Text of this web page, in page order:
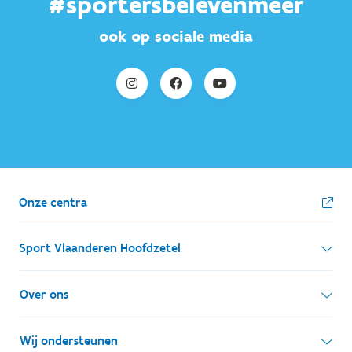
ook op sociale media
Onze centra
Sport Vlaanderen Hoofdzetel
Simon Bolivarlaan 17
1000 Brussel
Over ons
Wie zijn we, wat doen we
Wij ondersteunen